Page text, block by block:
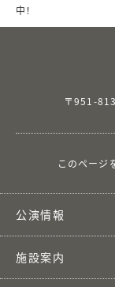
中！
〒951-
このページ
公演情報
施設案内